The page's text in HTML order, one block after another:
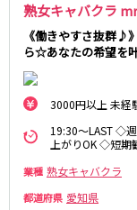
熟女キャバクラ
《働きやすさ抜群♪
ら☆あなたの希望を
3000円以上 未経
19:30～LAST ◇
上がりOK ◇短期
業種 熟女キャバクラ
都道府県 愛知県
岐阜県
岐阜
該当求人 0件
名鉄名古屋本線
金山駅
近鉄名古屋線
近鉄四日市駅